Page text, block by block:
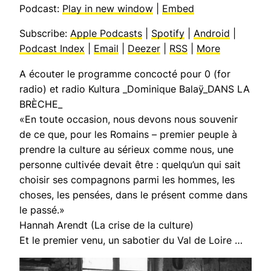
Podcast: Play in new window Embed
Subscribe: Apple Podcasts Spotify Android
Podcast Index
Email Deezer RSS More
A écouter le programme concocté pour 0 (for
radio) et radio Kultura _Dominique Balaÿ_DANS LA
BRÈCHE_
«En toute occasion, nous devons nous souvenir
de ce que, pour les Romains – premier peuple à
prendre la culture au sérieux comme nous, une
personne cultivée devait être : quelqu’un qui sait
choisir ses compagnons parmi les hommes, les
choses, les pensées, dans le présent comme dans
le passé.»
Hannah Arendt (La crise de la culture)
Et le premier venu, un sabotier du Val de Loire …